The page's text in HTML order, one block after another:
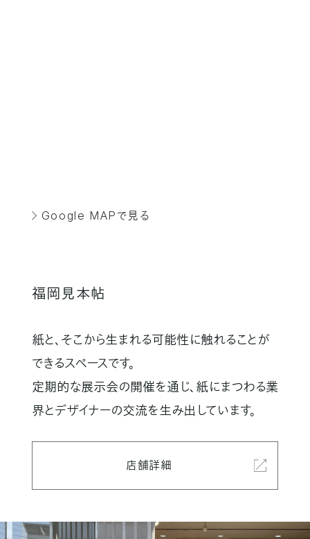
Google MAPで見る
福岡見本帖
紙と、そこから生まれる可能性に触れることが
できるスペースです。
定期的な展示会の開催を通じ、紙にまつわる業
界とデザイナーの交流を生み出しています。
店舗詳細